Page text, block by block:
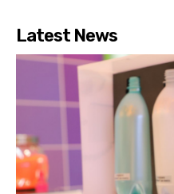
Latest News